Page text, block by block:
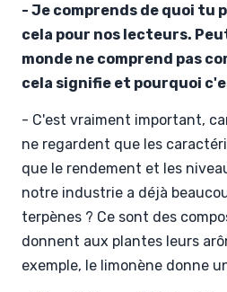
- Je comprends de quoi tu
cela pour nos lecteurs.
monde ne comprend pas
cela signifie et pourquoi
- C'est vraiment important,
ne regardent que les
que le rendement et les
notre industrie a déjà
terpènes ? Ce sont des
donnent aux plantes leurs
exemple, le limonène donne